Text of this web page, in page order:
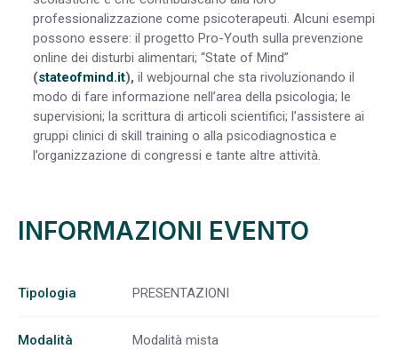
professionalizzazione come psicoterapeuti. Alcuni esempi
possono essere: il progetto Pro-Youth sulla prevenzione
online dei disturbi alimentari; “State of Mind”
(stateofmind.it), il webjournal che sta rivoluzionando il
modo di fare informazione nell’area della psicologia; le
supervisioni; la scrittura di articoli scientifici; l’assistere ai
gruppi clinici di skill training o alla psicodiagnostica e
l’organizzazione di congressi e tante altre attività.
INFORMAZIONI EVENTO
Tipologia PRESENTAZIONI
Modalità Modalità mista